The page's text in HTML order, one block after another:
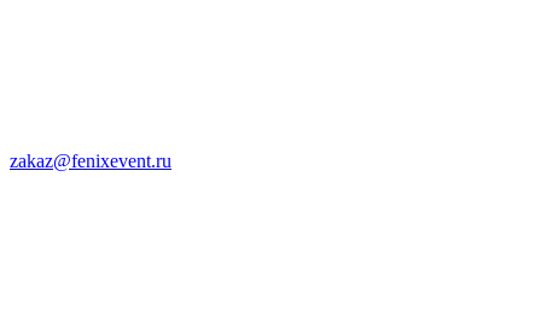
zakaz@fenixevent.ru